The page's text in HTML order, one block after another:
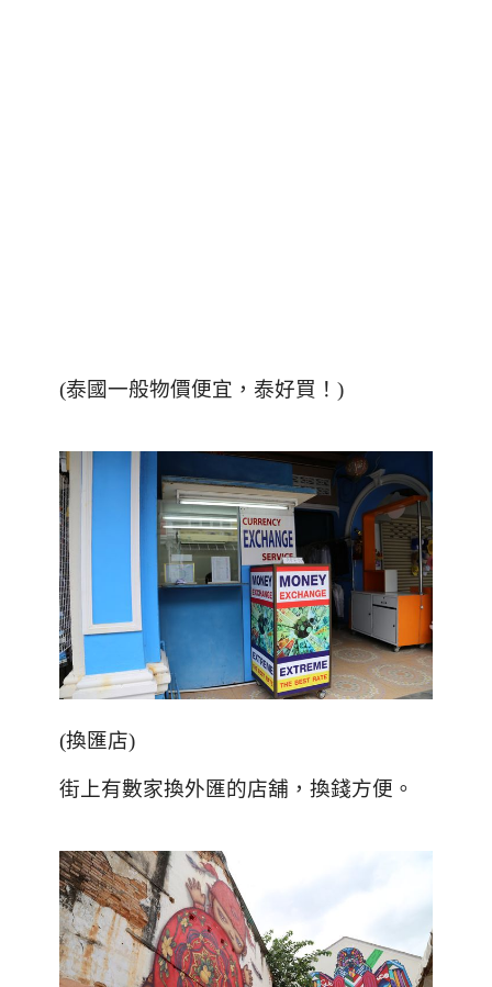
(泰國一般物價便宜，泰好買！)
(換匯店)
街上有數家換外匯的店舖，換錢方便 。